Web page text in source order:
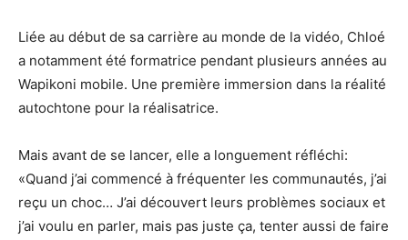
Liée au début de sa carrière au monde de la vidéo, Chloé
a notamment été formatrice pendant plusieurs années au
Wapikoni mobile. Une première immersion dans la réalité
autochtone pour la réalisatrice.
Mais avant de se lancer, elle a longuement réfléchi:
«Quand j’ai commencé à fréquenter les communautés, j’ai
reçu un choc… J’ai découvert leurs problèmes sociaux et
j’ai voulu en parler, mais pas juste ça, tenter aussi de faire